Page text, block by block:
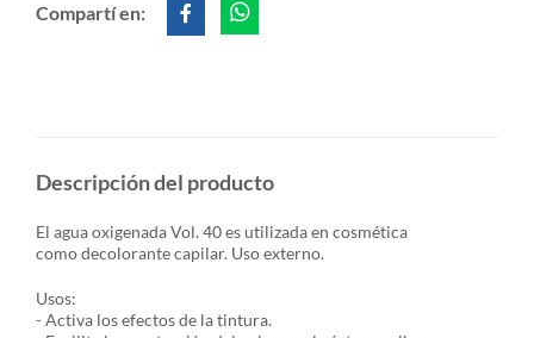
Compartí en:
Descripción del producto
El agua oxigenada Vol. 40 es utilizada en cosmética
como decolorante capilar. Uso externo.
Usos:
- Activa los efectos de la tintura.